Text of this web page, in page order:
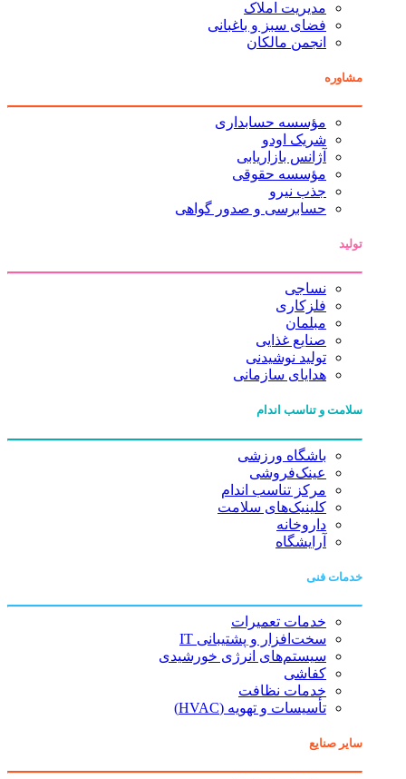
مدیریت املاک
فضای سبز و باغبانی
انجمن مالکان
مشاوره
مؤسسه حسابداری
شریک اودو
آژانس بازاریابی
مؤسسه حقوقی
جذب نیرو
حسابرسی و صدور گواهی
تولید
نساجی
فلزکاری
مبلمان
صنایع غذایی
تولید نوشیدنی
هدایای سازمانی
سلامت و تناسب اندام
باشگاه ورزشی
عینک‌فروشی
مرکز تناسب اندام
کلینیک‌های سلامت
داروخانه
آرایشگاه
خدمات فنی
خدمات تعمیرات
سخت‌افزار و پشتیبانی IT
سیستم‌های انرژی خورشیدی
کفاشی
خدمات نظافت
تأسیسات و تهویه (HVAC)
سایر صنایع